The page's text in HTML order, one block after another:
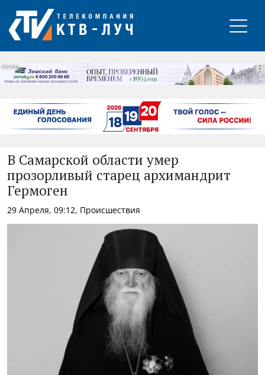
РЕКЛАМА
В Самарской области умер
прозорливый старец архимандрит
Гермоген
29 Апреля, 09:12, Происшествия